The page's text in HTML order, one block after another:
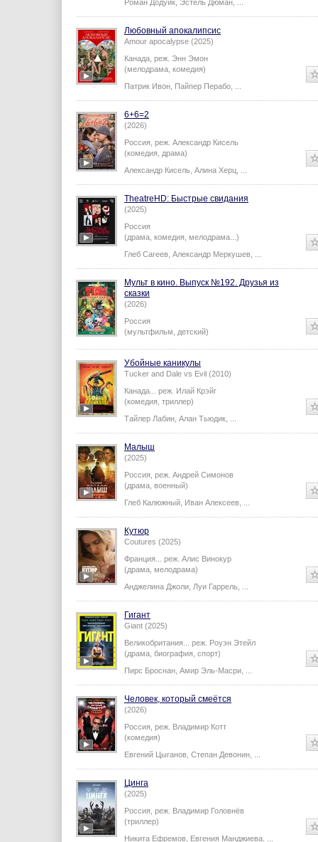
Роман Додуик Эстель Дюман
Любовный апокалипсис
Amour apocalypse (2025)
Канада, реж. Энн Эмон
(мелодрама, комедия)
Патрик Ивон Пайпер Перабо
6+6=2
(2026)
Россия, реж. Александр Кисель
(комедия, драма)
Александр Кисель Алина Херц
TheatreHD: Быстрые свидания
(2025)
Россия
(драма, комедия, мелодрама...)
Глеб Сагеев Александр Меркушев
Мульт в кино. Выпуск №192. Друзья из
сказки
(2026)
Россия
(мультфильм, детский)
Убойные каникулы
Tucker and Dale vs Evil (2010)
Канада... реж. Илай Крэйг
(комедия, триллер)
Тайлер Лабин Алан Тьюдик
Малыш
(2025)
Россия, реж. Андрей Симонов
(драма, военный)
Глеб Калюжный Иван Алексеев
Кутюр
Coutures (2025)
Франция... реж. Алис Винокур
(драма, мелодрама)
Анджелина Джоли Луи Гаррель
Гигант
Giant (2025)
Великобритания... реж. Роуэн Этейл
(драма, биография, спорт)
Пирс Броснан Амир Эль-Масри
Человек, который смеётся
(2026)
Россия, реж. Владимир Котт
(комедия)
Евгений Цыганов Степан Девонин
Цинга
(2025)
Россия, реж. Владимир Головнёв
(триллер)
Никита Ефремов Евгения Манджиева